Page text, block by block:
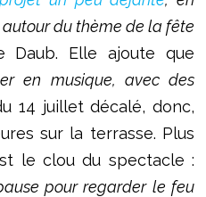
du thème de la fête
Daub. Elle ajoute que
en musique, avec des
14 juillet décalé, donc,
sur la terrasse. Plus
le clou du spectacle :
pour regarder le feu